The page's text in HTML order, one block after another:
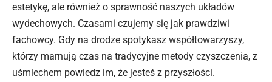
estetykę, ale również o sprawność naszych układów
wydechowych. Czasami czujemy się jak prawdziwi
fachowcy. Gdy na drodze spotykasz współtowarzyszy,
którzy marnują czas na tradycyjne metody czyszczenia, z
uśmiechem powiedz im, że jesteś z przyszłości.